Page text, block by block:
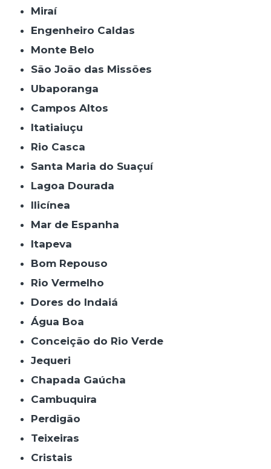
Miraí
Engenheiro Caldas
Monte Belo
São João das Missões
Ubaporanga
Campos Altos
Itatiaiuçu
Rio Casca
Santa Maria do Suaçuí
Lagoa Dourada
Ilicínea
Mar de Espanha
Itapeva
Bom Repouso
Rio Vermelho
Dores do Indaiá
Água Boa
Conceição do Rio Verde
Jequeri
Chapada Gaúcha
Cambuquira
Perdigão
Teixeiras
Cristais